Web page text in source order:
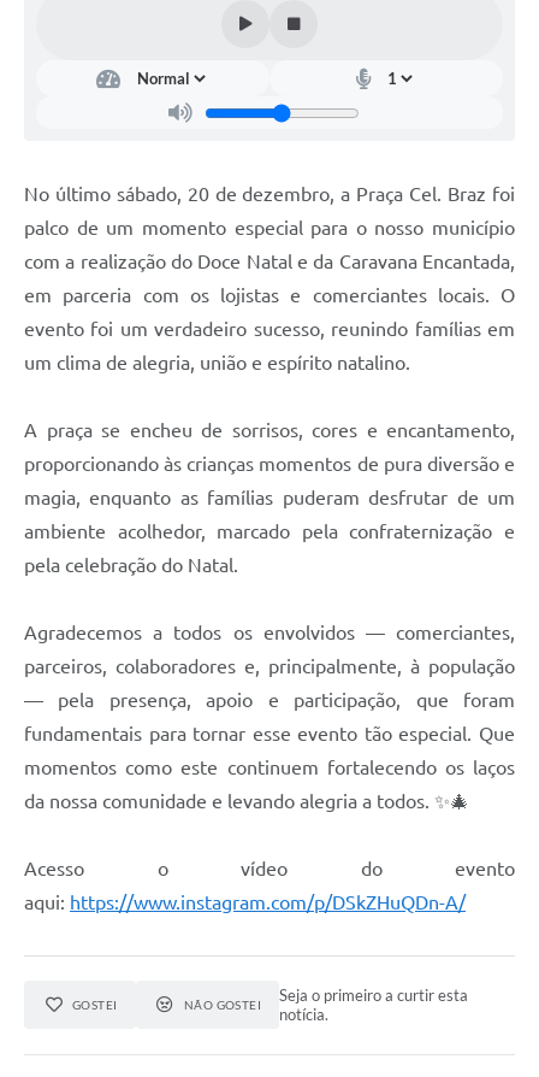
No último sábado, 20 de dezembro, a Praça Cel. Braz foi
palco de um momento especial para o nosso município
com a realização do Doce Natal e da Caravana Encantada,
em parceria com os lojistas e comerciantes locais. O
evento foi um verdadeiro sucesso, reunindo famílias em
um clima de alegria, união e espírito natalino.
A praça se encheu de sorrisos, cores e encantamento,
proporcionando às crianças momentos de pura diversão e
magia, enquanto as famílias puderam desfrutar de um
ambiente acolhedor, marcado pela confraternização e
pela celebração do Natal.
Agradecemos a todos os envolvidos — comerciantes,
parceiros, colaboradores e, principalmente, à população
— pela presença, apoio e participação, que foram
fundamentais para tornar esse evento tão especial. Que
momentos como este continuem fortalecendo os laços
da nossa comunidade e levando alegria a todos. ✨🎄
Acesso o vídeo do evento
aqui: https://www.instagram.com/p/DSkZHuQDn-A/
GOSTEI NÃO GOSTEI
Seja o primeiro a curtir esta
notícia.